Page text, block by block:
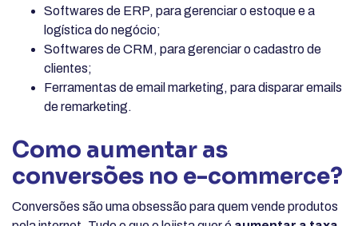
Softwares de ERP, para gerenciar o estoque e a
logística do negócio;
Softwares de CRM, para gerenciar o cadastro de
clientes;
Ferramentas de email marketing, para disparar emails
de remarketing.
Como aumentar as
conversões no e-commerce?
Conversões são uma obsessão para quem vende produtos